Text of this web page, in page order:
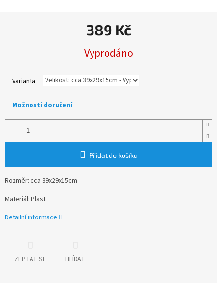
389 Kč
cena:
Vyprodáno
Varianta
Možnosti doručení
Přidat do košíku
Rozměr: cca 39x29x15cm
Materiál: Plast
Detailní informace
ZEPTAT SE HLÍDAT